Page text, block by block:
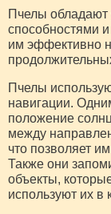
Пчелы
способностями
им эффективно
Пчелы
навигации.
положение
между
что позволяет
Также они
объекты,
используют их в